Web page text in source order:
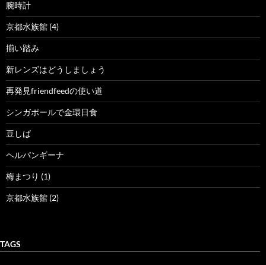
腕時計
京都水族館 (4)
揃い踏み
新レンズはどうしましょう
再発見friendfeedの使い道
シンガポールで金環日食
豆しば
ヘルパンギーナ
梅まつり (1)
京都水族館 (2)
TAGS